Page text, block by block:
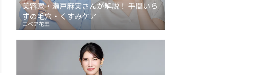
美容家・瀬戸麻実さんが解説！ 手間いら
ずの毛穴・くすみケア
ニベア花王